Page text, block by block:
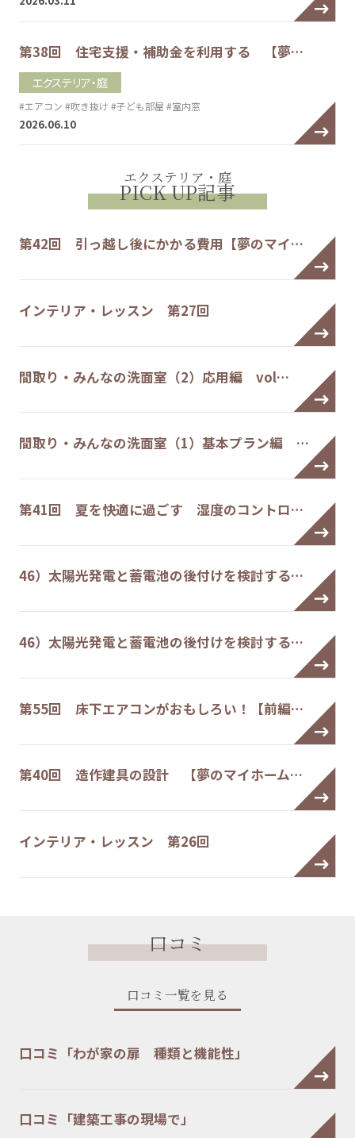
第38回 住宅支援・補助金を利用する 【夢…
エクステリア・庭
#エアコン #吹き抜け #子ども部屋 #室内窓
2026.06.10
エクステリア・庭
PICK UP記事
第42回 引っ越し後にかかる費用【夢のマイ…
インテリア・レッスン 第27回
間取り・みんなの洗面室（2）応用編 vol…
間取り・みんなの洗面室（1）基本プラン編 …
第41回 夏を快適に過ごす 湿度のコントロ…
46）太陽光発電と蓄電池の後付けを検討する…
46）太陽光発電と蓄電池の後付けを検討する…
第55回 床下エアコンがおもしろい！【前編…
第40回 造作建具の設計 【夢のマイホーム…
インテリア・レッスン 第26回
口コミ
口コミ一覧を見る
口コミ「わが家の扉 種類と機能性」
口コミ「建築工事の現場で」